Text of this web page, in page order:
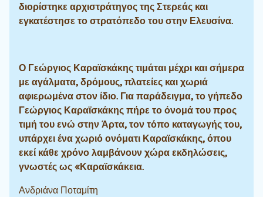
διορίστηκε αρχιστράτηγος της Στερεάς και
εγκατέστησε το στρατόπεδο του στην Ελευσίνα.
Ο Γεώργιος Καραϊσκάκης τιμάται μέχρι και σήμερα
με αγάλματα, δρόμους, πλατείες και χωριά
αφιερωμένα στον ίδιο. Για παράδειγμα, το γήπεδο
Γεώργιος Καραϊσκάκης πήρε το όνομά του προς
τιμή του ενώ στην Άρτα, τον τόπο καταγωγής του,
υπάρχει ένα χωριό ονόματι Καραϊσκάκης, όπου
εκεί κάθε χρόνο λαμβάνουν χώρα εκδηλώσεις,
γνωστές ως «Καραϊσκάκεια.
Ανδριάνα Ποταμίτη